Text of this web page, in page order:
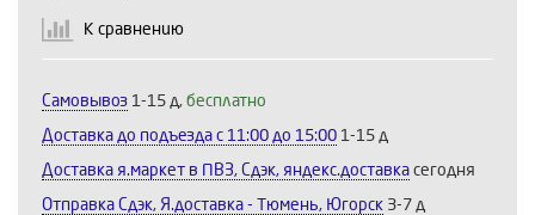
К сравнению
Самовывоз 1-15 д, бесплатно
Доставка до подъезда c 11:00 до 15:00 1-15 д
Доставка я.маркет в ПВЗ, Сдэк, яндекс.доставка сегодня
Отправка Сдэк, Я.доставка - Тюмень, Югорск 3-7 д